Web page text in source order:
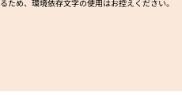
め、環境依存文字の使用はお控えください。​